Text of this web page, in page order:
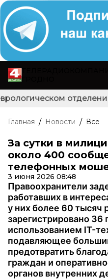
Главная / Новости / Все
За сутки в
около 400
телефонных
3 июня 2026 08:48
Правоохранители
работавших в
у них более 60 тысяч
зарегистрировано 36
использованием IT-
подавляющее
предотвратить
граждан и
органов внутренних